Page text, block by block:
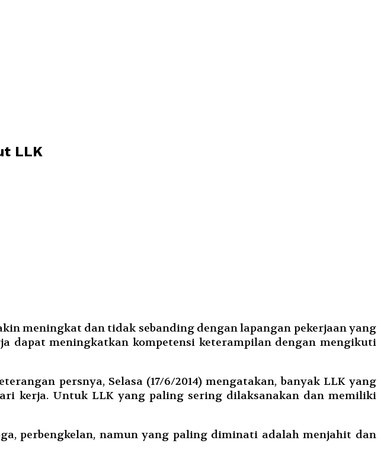
LLK
meningkat dan tidak sebanding dengan lapangan pekerjaan yang
dapat meningkatkan kompetensi keterampilan dengan mengikuti
persnya, Selasa (17/6/2014) mengatakan, banyak LLK yang
kerja. Untuk LLK yang paling sering dilaksanakan dan memiliki
perbengkelan, namun yang paling diminati adalah menjahit dan